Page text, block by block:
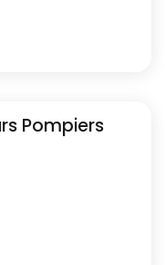
Pompiers